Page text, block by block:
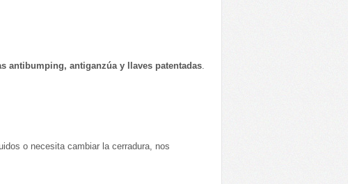
antibumping, antiganzúa y llaves patentadas.
o necesita cambiar la cerradura, nos